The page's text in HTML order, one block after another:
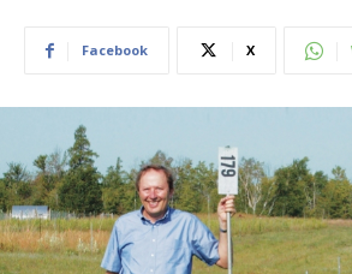
Facebook X